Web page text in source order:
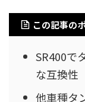
この記事の
SR400で
な互換性
他車種タ